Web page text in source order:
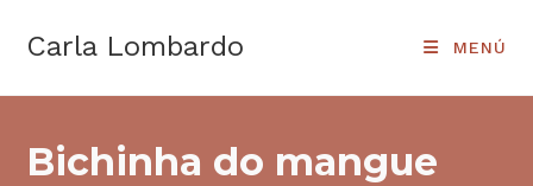
Carla Lombardo MENÚ
Bichinha do mangue